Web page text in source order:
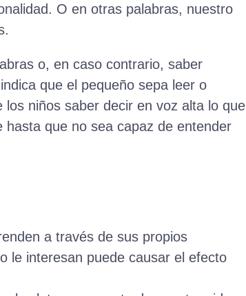
O en otras palabras, nuestro
o, en caso contrario, saber
que el pequeño sepa leer o
niños saber decir en voz alta lo que
que no sea capaz de entender
a través de sus propios
le interesan puede causar el efecto